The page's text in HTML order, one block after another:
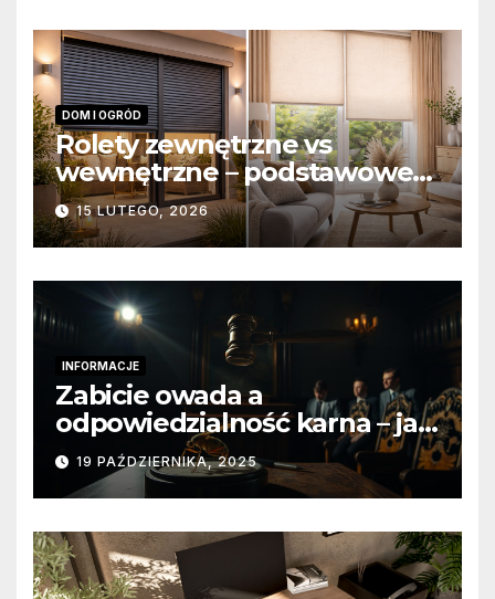
DOM I OGRÓD
Rolety zewnętrzne vs
wewnętrzne – podstawowe
różnice konstrukcyjne i
funkcjonalne
15 LUTEGO, 2026
INFORMACJE
Zabicie owada a
odpowiedzialność karna – jak
wygląda to w praktyce?
19 PAŹDZIERNIKA, 2025